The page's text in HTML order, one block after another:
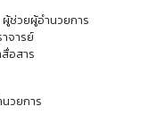
ช่วยผู้อำนวยการ
จารย์
อสาร
วยการ